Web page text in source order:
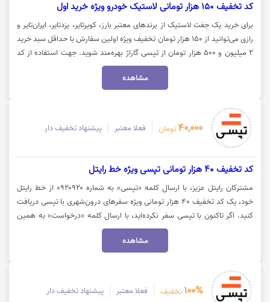
کد تخفیف 150 هزار تومانی لاستیک خودرو ویژه خرید اول
برای خرید یک جفت لاستیک از برندهای معتبر بارز، کویرتایر، یزدتایر، ایران‌تایر و
رازی می‌توانید از ۱۵۰ هزار تومان تخفیف ویژه اولین سفارش با حداقل سبد خرید
۲ میلیون و ۵۰۰ هزار تومان از تپسی گاراژ بهره‌مند شوید. جهت استفاده از کد
تخفیف لاستیک تپسی گاراژ، روی گزینه «خرید کنید» کلیک نمایید.
مشاهده
40,000 تومان فعلا معتبر پیشنهاد تخفیف دار
کد تخفیف 40 هزار تومانی تپسی ویژه خط رایتل
مشترکان رایتل عزیز، با ارسال کلمه «تپسی» به شماره ۰۹۲۰۹۲۰ از خط رایتل
خود، یک کد تخفیف ۴۰ هزار تومانی ویژه سفرهای درون‌شهری با تپسی دریافت
کنید. اگر تاکنون با تپسی سفر نکرده‌اید، با ارسال کلمه «درخواست» به همین
شماره، می‌توانید کد تخفیف ۶۰ هزار تومانی اولین سفر خود را نیز دریافت کنید.
برای ورود به سایت تپسی روی "خرید کنید" کلیک نمایید.
مشاهده
100% تخفیف فعلا معتبر پیشنهاد تخفیف دار